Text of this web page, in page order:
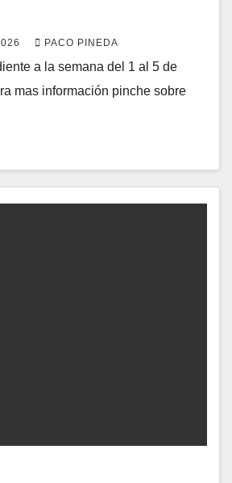
PACO PINEDA
a la semana del 1 al 5 de
mas información pinche sobre